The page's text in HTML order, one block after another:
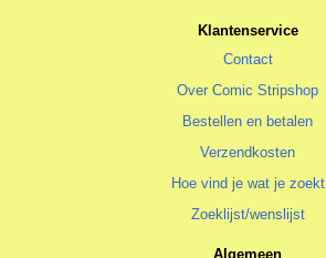
Klantenservice
Contact
Over Comic Stripshop
Bestellen en betalen
Verzendkosten
Hoe vind je wat je zoekt
Zoeklijst/wenslijst
Algemeen